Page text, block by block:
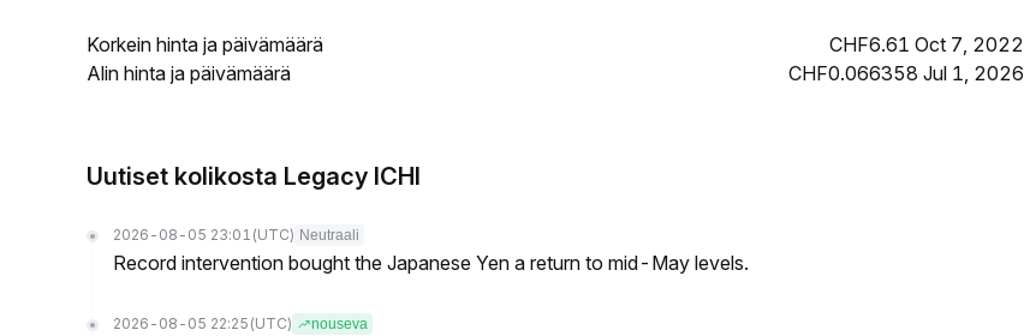
Korkein hinta ja päivämäärä
CHF6.61 Oct 7, 2022
Alin hinta ja päivämäärä
CHF0.066358 Jul 1, 2026
Uutiset kolikosta Legacy ICHI
2026-08-05 23:01 (UTC) Neutraali
Record intervention bought the Japanese Yen a return to mid-May levels.
2026-08-05 22:25 (UTC) nouseva